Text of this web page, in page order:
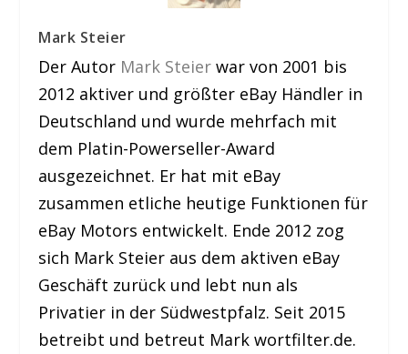
Mark Steier
Der Autor Mark Steier war von 2001 bis
2012 aktiver und größter eBay Händler in
Deutschland und wurde mehrfach mit
dem Platin-Powerseller-Award
ausgezeichnet. Er hat mit eBay
zusammen etliche heutige Funktionen für
eBay Motors entwickelt. Ende 2012 zog
sich Mark Steier aus dem aktiven eBay
Geschäft zurück und lebt nun als
Privatier in der Südwestpfalz. Seit 2015
betreibt und betreut Mark wortfilter.de.